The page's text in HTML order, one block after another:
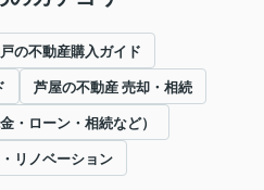
の不動産購入ガイド
芦屋の不動産 売却・相続
・ローン・相続など）
リノベーション